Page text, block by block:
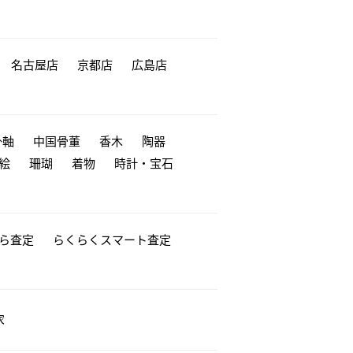
名古屋店 京都店 広島店
中国骨董 香木
陶器
珊瑚 着物 時計・宝石
査定 らくらくスマート査定